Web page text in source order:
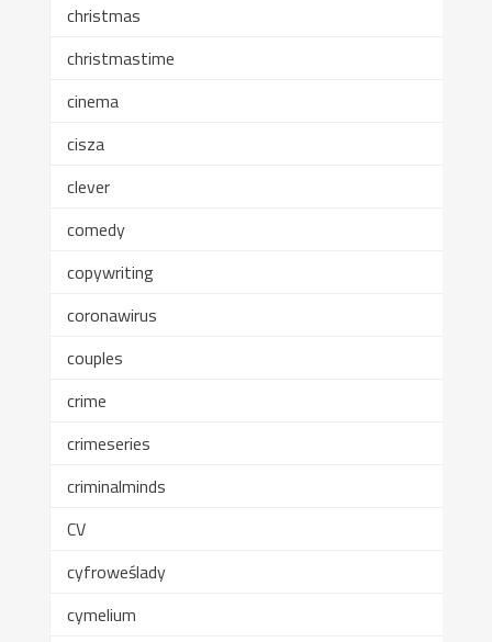
christmas
christmastime
cinema
cisza
clever
comedy
copywriting
coronawirus
couples
crime
crimeseries
criminalminds
CV
cyfroweślady
cymelium